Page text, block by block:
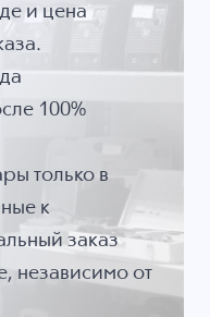
и цена
100%
только в
к
заказ
независимо от